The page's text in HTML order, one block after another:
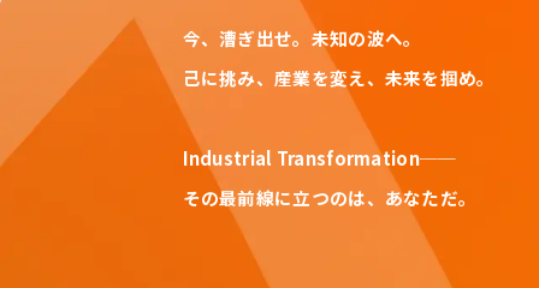
今、漕ぎ出せ。未知の波へ。
己に挑み、産業を変え、未来を掴め。
Industrial Transformation──
その最前線に立つのは、あなただ。